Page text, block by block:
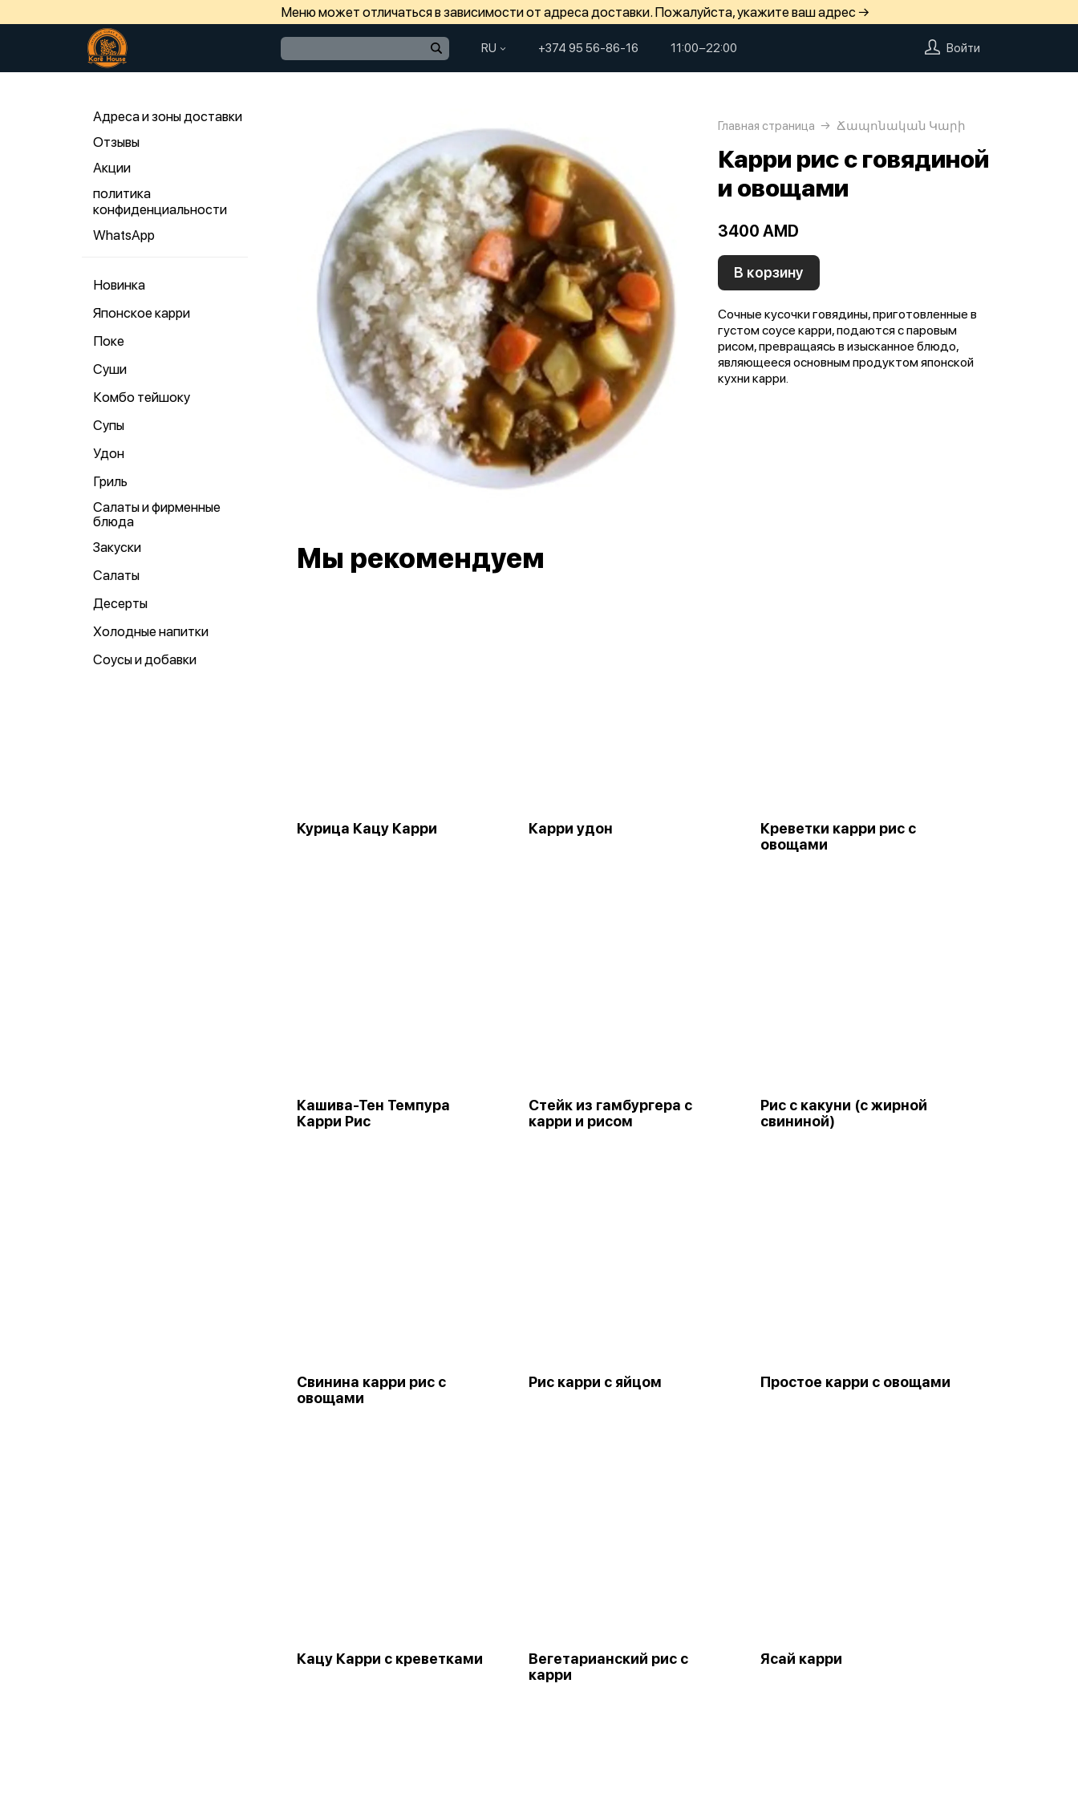
Меню может отличаться в зависимости от адреса доставки. Пожалуйста, укажите ваш адрес →
RU +374 95 56-86-16 11:00−22:00 Войти
Адреса и зоны доставки
Отзывы
Акции
политика
конфиденциальности
WhatsApp
Новинка
Японское карри
Поке
Суши
Комбо тейшоку
Супы
Удон
Гриль
Салаты и фирменные
блюда
Закуски
Салаты
Десерты
Холодные напитки
Соусы и добавки
Главная страница Ճապոնական Կարի
Карри рис с говядиной
и овощами
3400 AMD
В корзину
Сочные кусочки говядины, приготовленные в
густом соусе карри, подаются с паровым
рисом, превращаясь в изысканное блюдо,
являющееся основным продуктом японской
кухни карри.
Мы рекомендуем
Курица Кацу Карри Карри удон
Креветки карри рис с
овощами
Кашива-Тен Темпура
Карри Рис
Стейк из гамбургера с
карри и рисом
Рис с какуни (с жирной
свининой)
Свинина карри рис с
овощами
Рис карри с яйцом Простое карри с овощами
Кацу Карри с креветками
Вегетарианский рис с
карри
Ясай карри